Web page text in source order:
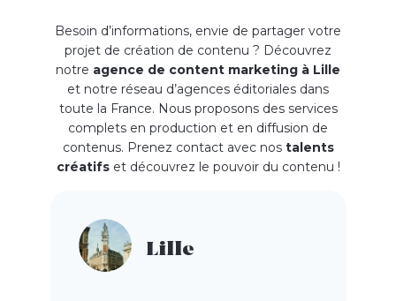
Besoin d’informations, envie de partager votre
projet de création de contenu ? Découvrez
notre agence de content marketing à Lille
et notre réseau d’agences éditoriales dans
toute la France. Nous proposons des services
complets en production et en diffusion de
contenus. Prenez contact avec nos talents
créatifset découvrez le pouvoir du contenu !
Lille